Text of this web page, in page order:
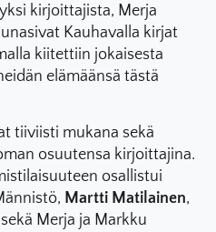
kirjoittajista, Merja
Kauhavalla kirjat
kiitettiin jokaisesta
elämäänsä tästä
tiiviisti mukana sekä
osuutensa kirjoittajina.
osallistui
Martti Matilainen,
sekä Merja ja Markku